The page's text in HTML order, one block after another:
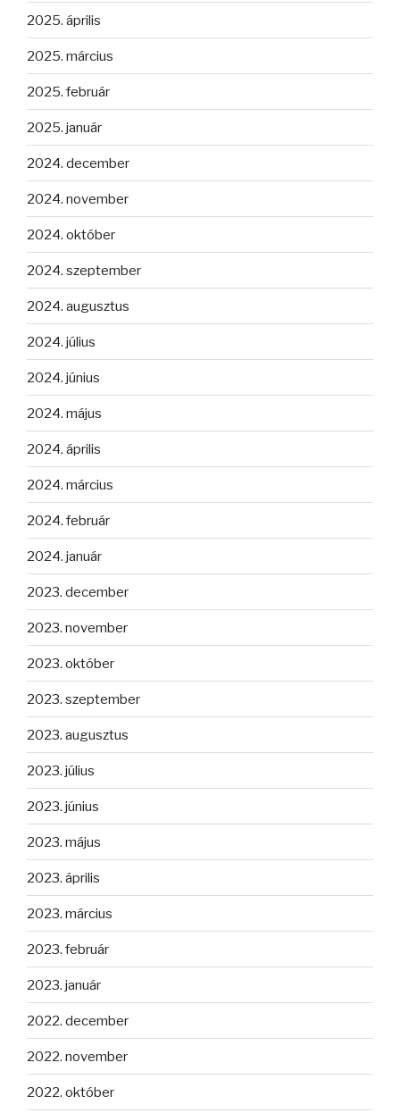
2025. április
2025. március
2025. február
2025. január
2024. december
2024. november
2024. október
2024. szeptember
2024. augusztus
2024. július
2024. június
2024. május
2024. április
2024. március
2024. február
2024. január
2023. december
2023. november
2023. október
2023. szeptember
2023. augusztus
2023. július
2023. június
2023. május
2023. április
2023. március
2023. február
2023. január
2022. december
2022. november
2022. október